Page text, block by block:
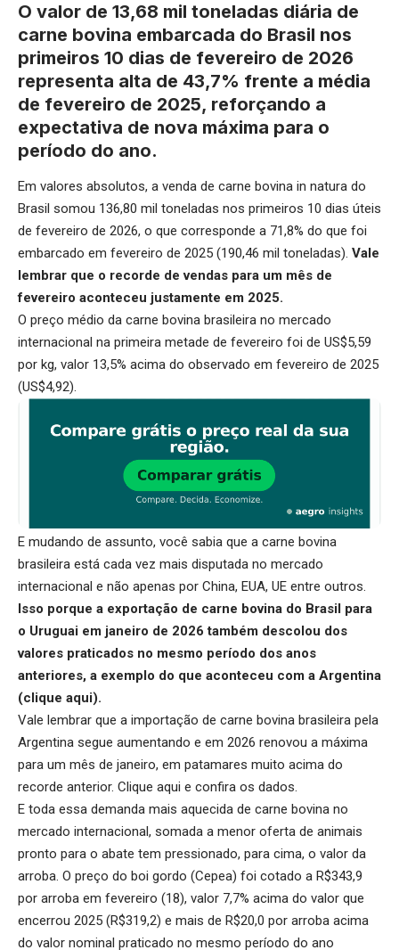
O valor de 13,68 mil toneladas diária de
carne bovina embarcada do Brasil nos
primeiros 10 dias de fevereiro de 2026
representa alta de 43,7% frente a média
de fevereiro de 2025, reforçando a
expectativa de nova máxima para o
período do ano.
Em valores absolutos, a venda de carne bovina in natura do
Brasil somou 136,80 mil toneladas nos primeiros 10 dias úteis
de fevereiro de 2026, o que corresponde a 71,8% do que foi
embarcado em fevereiro de 2025 (190,46 mil toneladas). Vale
lembrar que o recorde de vendas para um mês de
fevereiro aconteceu justamente em 2025.
O preço médio da carne bovina brasileira no mercado
internacional na primeira metade de fevereiro foi de US$5,59
por kg, valor 13,5% acima do observado em fevereiro de 2025
(US$4,92).
E mudando de assunto, você sabia que a carne bovina
brasileira está cada vez mais disputada no mercado
internacional e não apenas por China, EUA, UE entre outros.
Isso porque a exportação de carne bovina do Brasil para
o Uruguai em janeiro de 2026 também descolou dos
valores praticados no mesmo período dos anos
anteriores, a exemplo do que aconteceu com a Argentina
(clique aqui).
Vale lembrar que a importação de carne bovina brasileira pela
Argentina segue aumentando e em 2026 renovou a máxima
para um mês de janeiro, em patamares muito acima do
recorde anterior. Clique aqui e confira os dados.
E toda essa demanda mais aquecida de carne bovina no
mercado internacional, somada a menor oferta de animais
pronto para o abate tem pressionado, para cima, o valor da
arroba. O preço do boi gordo (Cepea) foi cotado a R$343,9
por arroba em fevereiro (18), valor 7,7% acima do valor que
encerrou 2025 (R$319,2) e mais de R$20,0 por arroba acima
do valor nominal praticado no mesmo período do ano